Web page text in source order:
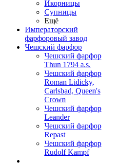
Икорницы
Супницы
Ещё
Императорский
фарфоровый завод
Чешский фарфор
Чешский фарфор
Thun 1794 a.s.
Чешский фарфор
Roman Lidicky,
Carlsbad, Queen's
Crown
Чешский фарфор
Leander
Чешский фарфор
Repast
Чешский фарфор
Rudolf Kampf